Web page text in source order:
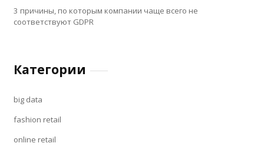
3 причины, по которым компании чаще всего не
соответствуют GDPR
Категории
big data
fashion retail
online retail